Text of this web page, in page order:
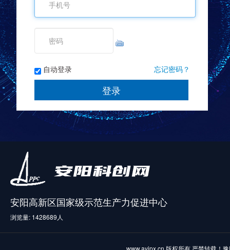
自动登录 忘记密码？
安阳高新区国家级示范生产力促进中心
浏览量: 1428689人
www.ayipx.cn 版权所有 严禁转载！